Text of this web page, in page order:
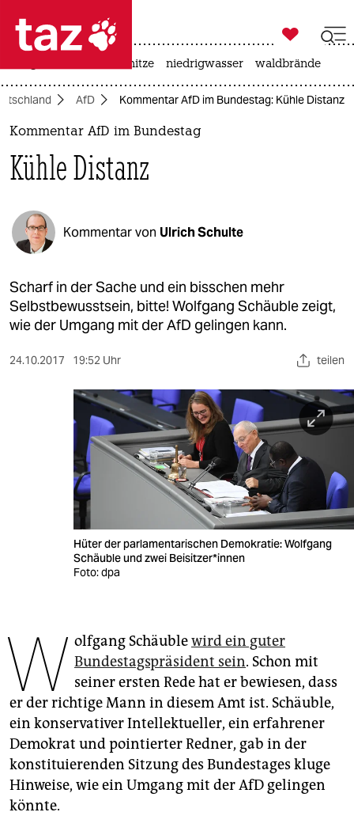
 taz zahl ich
taz zahl ich
politik
öko
gesellschaft
kultur
sport
berlin
wahrheit
veranstaltungen
abo
genossenschaft
epaper login

taz zahl ich
hitze niedrigwasser waldbrände
AfD Kommentar AfD im Bundestag: Kühle Distanz
Kommentar AfD im Bundestag
Kühle Distanz
Kommentar von Ulrich Schulte
Scharf in der Sache und ein bisschen mehr
Selbstbewusstsein, bitte! Wolfgang Schäuble zeigt,
wie der Umgang mit der AfD gelingen kann.
24.10.2017 19:52 Uhr teilen
Hüter der parlamentarischen Demokratie: Wolfgang
Schäuble und zwei Beisitzer*innen
Foto: dpa
W olfgang Schäublewird ein guter
Bundestagspräsident sein. Schon mit
seiner ersten Rede hat er bewiesen, dass
er der richtige Mann in diesem Amt ist. Schäuble,
ein konservativer Intellektueller, ein erfahrener
Demokrat und pointierter Redner, gab in der
konstituierenden Sitzung des Bundestages kluge
Hinweise, wie ein Umgang mit der AfD gelingen
könnte.